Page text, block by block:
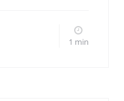
1 min